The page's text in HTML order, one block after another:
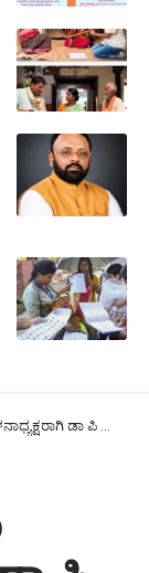
ಪಿ ಶಂಕರಪ್ಪಬಳ್ಳೇಕಟ್ಟೆ